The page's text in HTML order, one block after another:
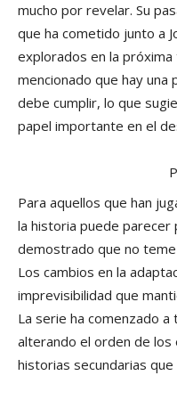
mucho por revelar. Su
que ha cometido junto a
explorados en la próxima
mencionado que hay
debe cumplir, lo que
papel importante en el
Para aquellos que han
la historia puede parecer
demostrado que no
Los cambios en la
imprevisibilidad que
La serie ha comenzado
alterando el orden de los
historias secundarias